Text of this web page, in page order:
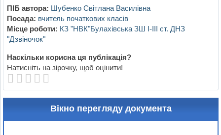
ПІБ автора: Шубенко Світлана Василівна
Посада: вчитель початкових класів
Місце роботи: КЗ "НВК"Булахівська ЗШ І-ІІІ ст. ДНЗ
"Дзвіночок"
Наскільки корисна ця публікація?
Натисніть на зірочку, щоб оцінити!
Вікно перегляду документа